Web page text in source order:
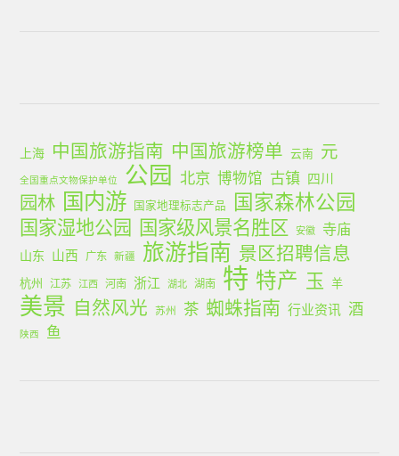
上海 中国旅游指南 中国旅游榜单 云南 元
全国重点文物保护单位 公园 北京 博物馆 古镇 四川
园林 国内游 国家地理标志产品 国家森林公园
国家湿地公园 国家级风景名胜区 安徽 寺庙
山东 山西 广东 新疆 旅游指南 景区招聘信息
杭州 江苏 江西 河南 浙江 湖北 湖南 特 特产 玉 羊
美景 自然风光 苏州 茶 蜘蛛指南 行业资讯 酒
陕西 鱼